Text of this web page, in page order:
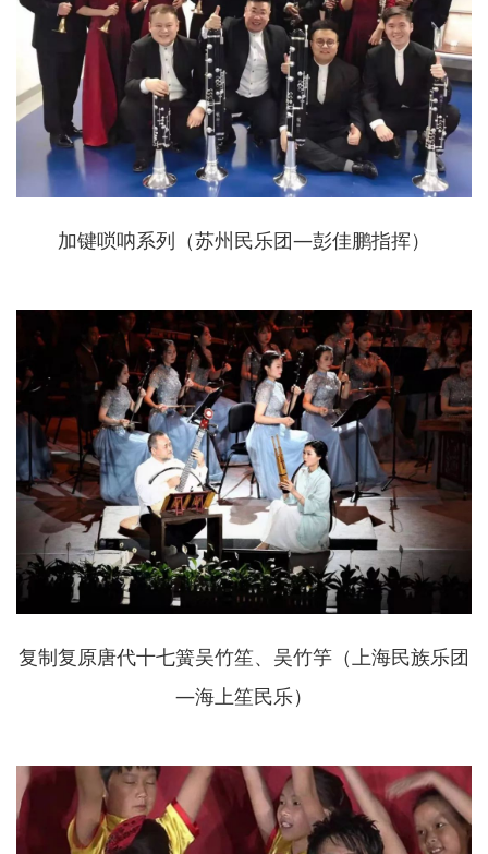
加键唢呐系列（苏州民乐团—彭佳鹏指挥）
复制复原唐代十七簧吴竹笙、吴竹竽（上海民族乐团
—海上笙民乐）